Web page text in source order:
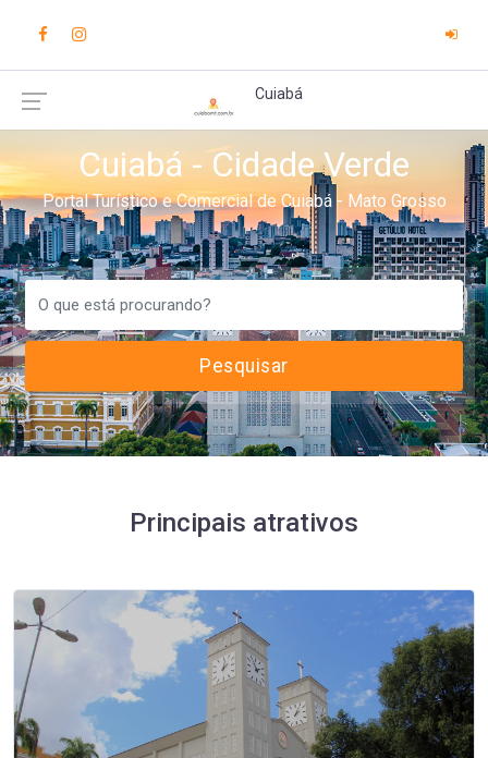
Cuiabá
Cuiabá - Cidade Verde
Portal Turístico e Comercial de Cuiabá - Mato Grosso
Pesquisar
Principais atrativos